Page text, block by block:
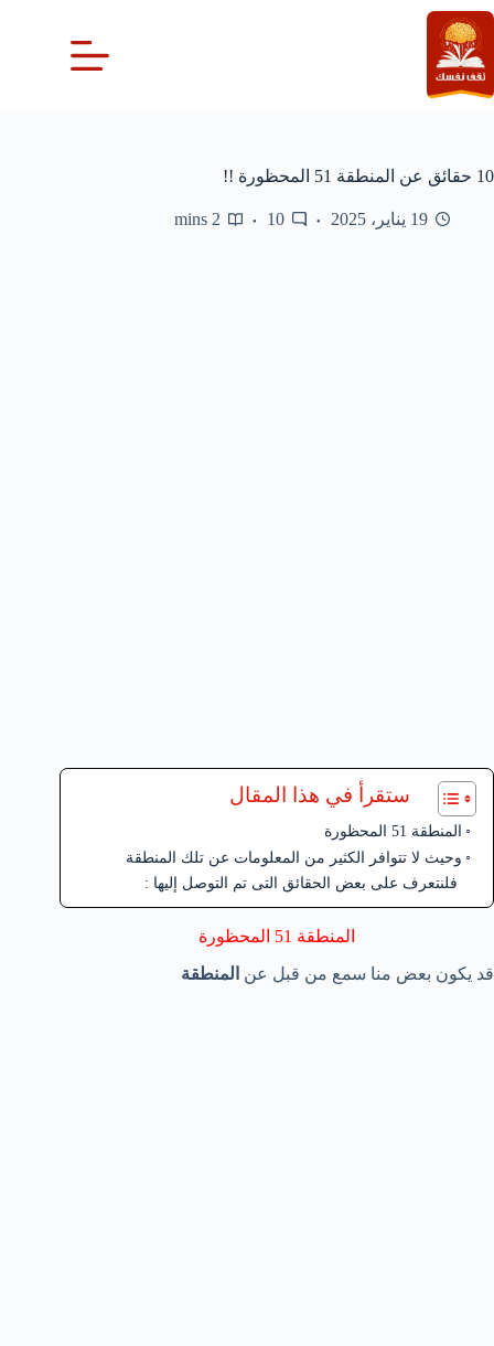
التجاوز
إلى
المحتوى
10 حقائق عن المنطقة 51 المحظورة !!
19 يناير، 2025 10
2 mins
ستقرأ في هذا المقال
المنطقة 51 المحظورة
وحيث لا تتوافر الكثير من المعلومات عن تلك المنطقة
فلنتعرف على بعض الحقائق التى تم التوصل إليها :
المنطقة 51 المحظورة
قد يكون بعض منا سمع من قبل عن المنطقة